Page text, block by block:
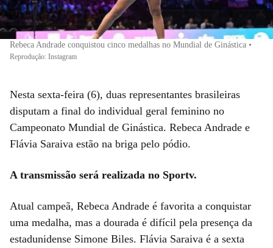
Rebeca Andrade conquistou cinco medalhas no Mundial de Ginástica •
Reprodução: Instagram
Nesta sexta-feira (6), duas representantes brasileiras
disputam a final do individual geral feminino no
Campeonato Mundial de Ginástica. Rebeca Andrade e
Flávia Saraiva estão na briga pelo pódio.
A transmissão será realizada no Sportv.
Atual campeã, Rebeca Andrade é favorita a conquistar
uma medalha, mas a dourada é difícil pela presença da
estadunidense Simone Biles. Flávia Saraiva é a sexta